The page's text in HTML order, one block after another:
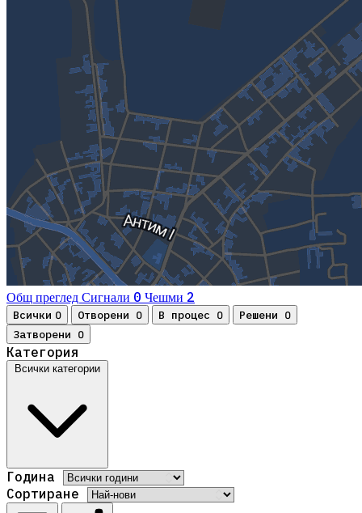
Общ преглед Сигнали 0 Чешми 2
Всички 0 Отворени 0 В процес 0 Решени 0
Затворени 0
Категория
Всички категории
Година
Сортиране